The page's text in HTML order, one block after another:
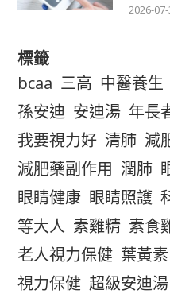
2026-
標籤
bcaa 三高 中醫養生
孫安迪 安迪湯 年長
我要視力好 清肺 減
減肥藥副作用 潤肺
眼睛健康 眼睛照護
等大人 素雞精 素食
老人視力保健 葉黃素
視力保健 超級安迪湯